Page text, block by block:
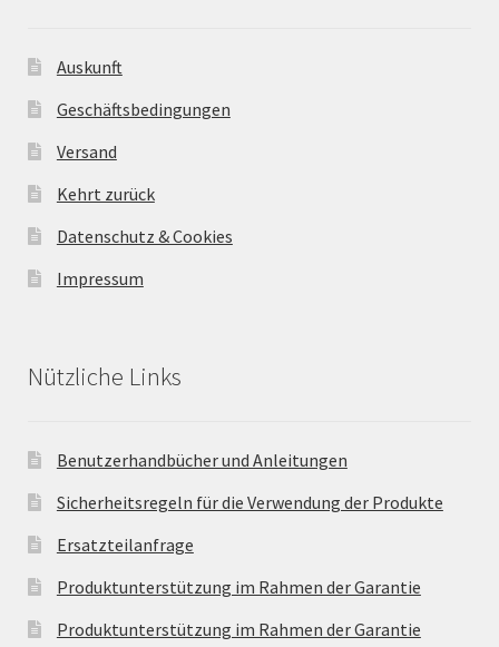
Auskunft
Geschäftsbedingungen
Versand
Kehrt zurück
Datenschutz & Cookies
Impressum
Nützliche Links
Benutzerhandbücher und Anleitungen
Sicherheitsregeln für die Verwendung der Produkte
Ersatzteilanfrage
Produktunterstützung im Rahmen der Garantie
Produktunterstützung im Rahmen der Garantie